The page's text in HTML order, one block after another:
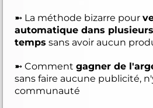
➼ La méthode bizarre pour
automatique dans
temps sans avoir aucun
➼ Comment gagner de
sans faire aucune publicité,
communauté